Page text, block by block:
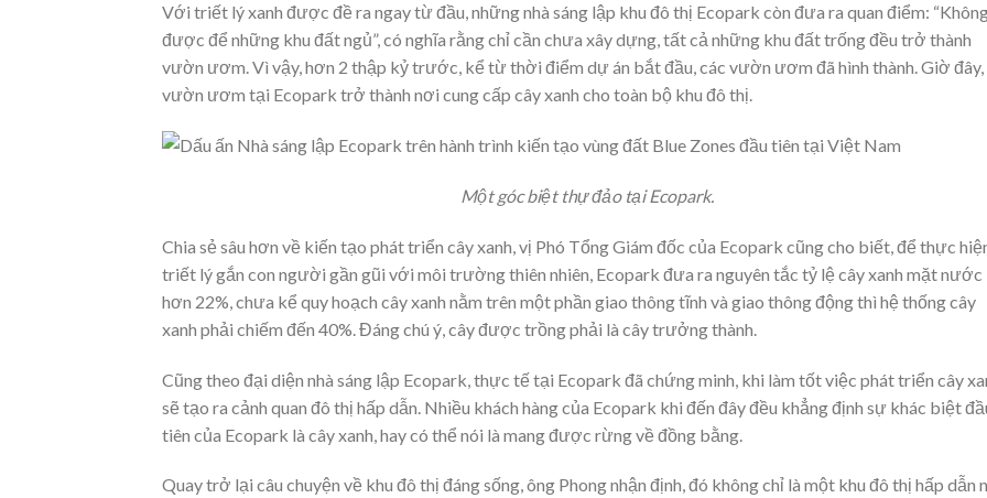
Với triết lý xanh được đề ra ngay từ đầu, những nhà sáng lập khu đô thị Ecopark còn đưa ra quan điểm:
được để những khu đất ngủ”, có nghĩa rằng chỉ cần chưa xây dựng, tất cả những khu đất trống đều trở thành
vườn ươm. Vì vậy, hơn 2 thập kỷ trước, kể từ thời điểm dự án bắt đầu, các vườn ươm đã hình thành. Giờ đây,
vườn ươm tại Ecopark trở thành nơi cung cấp cây xanh cho toàn bộ khu đô thị.
Một góc biệt thự đảo tại Ecopark.
Chia sẻ sâu hơn về kiến tạo phát triển cây xanh, vị Phó Tổng Giám đốc của Ecopark cũng cho biết, để thực
triết lý gắn con người gần gũi với môi trường thiên nhiên, Ecopark đưa ra nguyên tắc tỷ lệ cây xanh mặt nước
hơn 22%, chưa kể quy hoạch cây xanh nằm trên một phần giao thông tĩnh và giao thông động thì hệ thống cây
xanh phải chiếm đến 40%. Đáng chú ý, cây được trồng phải là cây trưởng thành.
Cũng theo đại diện nhà sáng lập Ecopark, thực tế tại Ecopark đã chứng minh, khi làm tốt việc phát triển cây
sẽ tạo ra cảnh quan đô thị hấp dẫn. Nhiều khách hàng của Ecopark khi đến đây đều khẳng định sự khác biệt
tiên của Ecopark là cây xanh, hay có thể nói là mang được rừng về đồng bằng.
Quay trở lại câu chuyện về khu đô thị đáng sống, ông Phong nhận định, đó không chỉ là một khu đô thị hấp dẫn